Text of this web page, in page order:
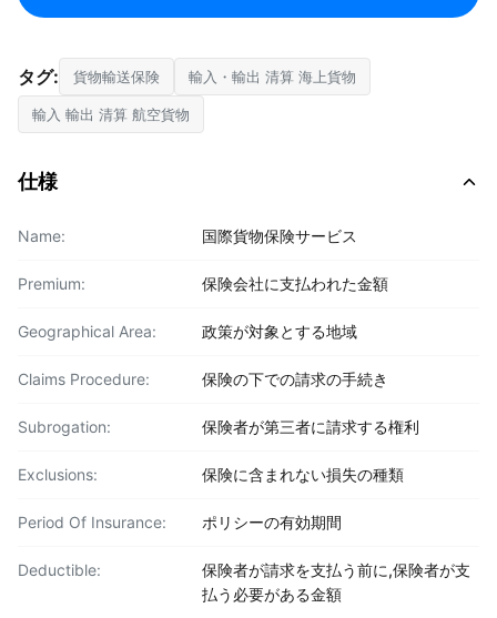
タグ: 貨物輸送保険 輸入・輸出 清算 海上貨物
輸入 輸出 清算 航空貨物
仕様
Name: 国際貨物保険サービス
Premium: 保険会社に支払われた金額
Geographical Area: 政策が対象とする地域
Claims Procedure: 保険の下での請求の手続き
Subrogation: 保険者が第三者に請求する権利
Exclusions: 保険に含まれない損失の種類
Period Of Insurance: ポリシーの有効期間
Deductible:
保険者が請求を支払う前に,保険者が支
払う必要がある金額